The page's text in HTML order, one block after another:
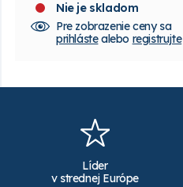
Nie je skladom
Pre zobrazenie ceny sa
prihlástealebo registrujte
Líder
v strednej Európe